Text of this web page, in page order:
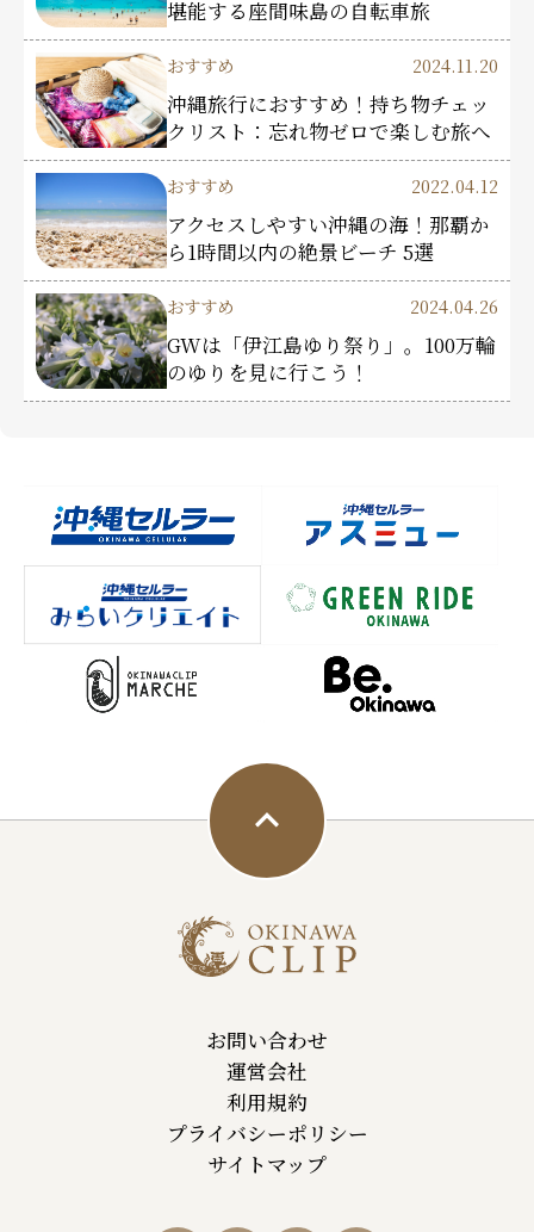
堪能する座間味島の自転車旅
おすすめ 2024.11.20
沖縄旅行におすすめ！持ち物チェッ
クリスト：忘れ物ゼロで楽しむ旅へ
おすすめ 2022.04.12
アクセスしやすい沖縄の海！那覇か
ら1時間以内の絶景ビーチ 5選
おすすめ 2024.04.26
GWは「伊江島ゆり祭り」。100万輪
のゆりを見に行こう！
お問い合わせ
運営会社
利用規約
プライバシーポリシー
サイトマップ